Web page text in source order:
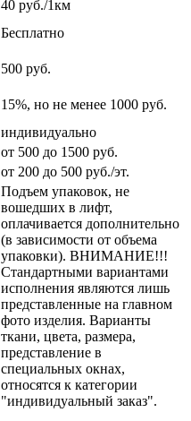
40 руб./1км
Бесплатно
500 руб.
15%, но не менее 1000 руб.
индивидуально
от 500 до 1500 руб.
от 200 до 500 руб./эт.
Подъем упаковок, не
вошедших в лифт,
оплачивается дополнительно
(в зависимости от объема
упаковки). ВНИМАНИЕ!!!
Стандартными вариантами
исполнения являются лишь
представленные на главном
фото изделия. Варианты
ткани, цвета, размера,
представление в
специальных окнах,
относятся к категории
"индивидуальный заказ".